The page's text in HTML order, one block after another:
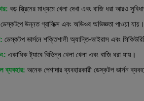
বড় স্ক্রিনের মাধ্যমে খেলা দেখা এবং বাজি ধরা আরও
ডেস্কটপে উন্নত গ্রাফিক্স এবং অডিওর অভিজ্ঞতা পাওয়া যায়।
ডেস্কটপ ভার্সনে শক্তিশালী অ্যান্তি-ভাইরাস এবং
একাধিক ট্যাবে বিভিন্ন খেলা খেলা এবং বাজি ধরা যায়।
ব্যবহার: অনেক পেশাদার ব্যবহারকারী ডেস্কটপ ভার্সন